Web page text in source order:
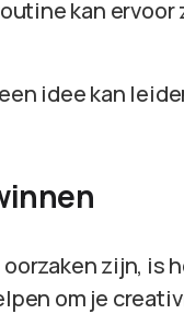
kan ervoor
idee kan
zijn, is
om je